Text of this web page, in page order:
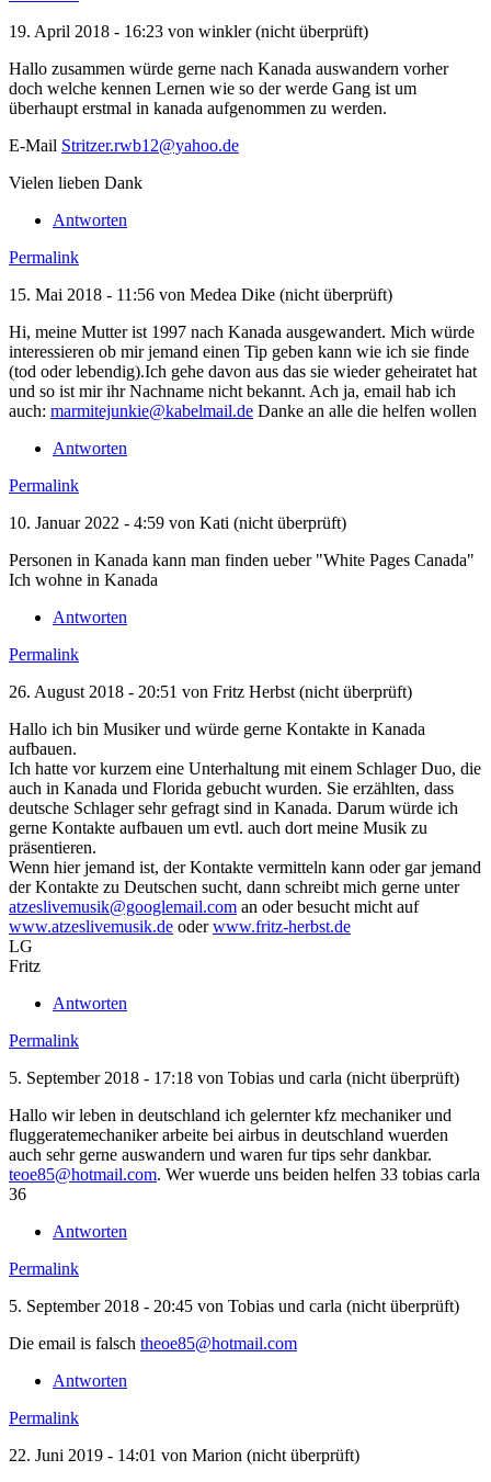
19. April 2018 - 16:23 von winkler (nicht überprüft)
Hallo zusammen würde gerne nach Kanada auswandern vorher
doch welche kennen Lernen wie so der werde Gang ist um
überhaupt erstmal in kanada aufgenommen zu werden.
E-Mail Stritzer.rwb12@yahoo.de
Vielen lieben Dank
Antworten
Permalink
15. Mai 2018 - 11:56 von Medea Dike (nicht überprüft)
Hi, meine Mutter ist 1997 nach Kanada ausgewandert. Mich würde
interessieren ob mir jemand einen Tip geben kann wie ich sie finde
(tod oder lebendig).Ich gehe davon aus das sie wieder geheiratet hat
und so ist mir ihr Nachname nicht bekannt. Ach ja, email hab ich
auch: marmitejunkie@kabelmail.de Danke an alle die helfen wollen
Antworten
Permalink
10. Januar 2022 - 4:59 von Kati (nicht überprüft)
Personen in Kanada kann man finden ueber "White Pages Canada"
Ich wohne in Kanada
Antworten
Permalink
26. August 2018 - 20:51 von Fritz Herbst (nicht überprüft)
Hallo ich bin Musiker und würde gerne Kontakte in Kanada
aufbauen.
Ich hatte vor kurzem eine Unterhaltung mit einem Schlager Duo, die
auch in Kanada und Florida gebucht wurden. Sie erzählten, dass
deutsche Schlager sehr gefragt sind in Kanada. Darum würde ich
gerne Kontakte aufbauen um evtl. auch dort meine Musik zu
präsentieren.
Wenn hier jemand ist, der Kontakte vermitteln kann oder gar jemand
der Kontakte zu Deutschen sucht, dann schreibt mich gerne unter
atzeslivemusik@googlemail.com an oder besucht micht auf
www.atzeslivemusik.de oderwww.fritz-herbst.de
LG
Fritz
Antworten
Permalink
5. September 2018 - 17:18 von Tobias und carla (nicht überprüft)
Hallo wir leben in deutschland ich gelernter kfz mechaniker und
fluggeratemechaniker arbeite bei airbus in deutschland wuerden
auch sehr gerne auswandern und waren fur tips sehr dankbar.
teoe85@hotmail.com. Wer wuerde uns beiden helfen 33 tobias carla
36
Antworten
Permalink
5. September 2018 - 20:45 von Tobias und carla (nicht überprüft)
Die email is falsch theoe85@hotmail.com
Antworten
Permalink
22. Juni 2019 - 14:01 von Marion (nicht überprüft)